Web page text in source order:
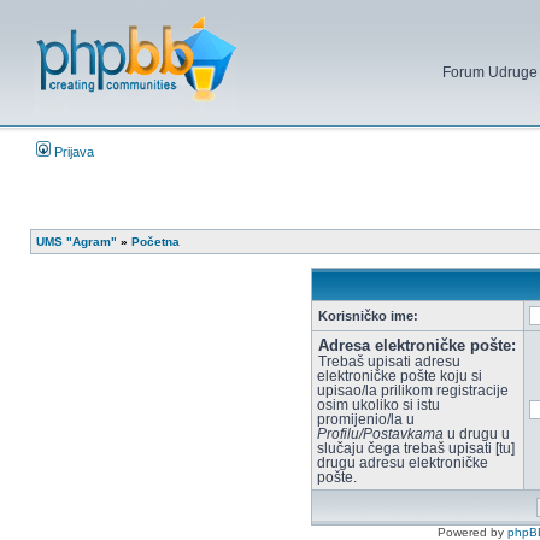
Forum
Prijava
UMS "Agram" » Početna
Korisničko ime:
Adresa elektroničke pošte:
Trebaš upisati adresu
elektroničke pošte koju si
upisao/la prilikom registracije
osim ukoliko si istu
promijenio/la u
Profilu/Postavkama u drugu u
slučaju čega trebaš upisati [tu]
drugu adresu elektroničke
pošte.
Powered by